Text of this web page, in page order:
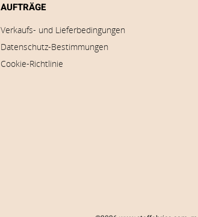
AUFTRÄGE
Verkaufs- und Lieferbedingungen
Datenschutz-Bestimmungen
Cookie-Richtlinie